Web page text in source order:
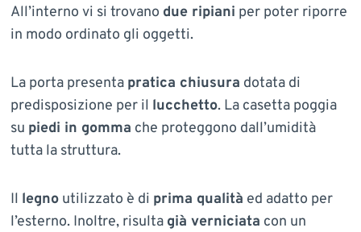
All’interno vi si trovano due ripiani per poter riporre
in modo ordinato gli oggetti.
La porta presenta pratica chiusura dotata di
predisposizione per il lucchetto. La casetta poggia
su piedi in gomma che proteggono dall’umidità
tutta la struttura.
Il legnoutilizzato è di prima qualità ed adatto per
l’esterno. Inoltre, risulta già verniciata con un